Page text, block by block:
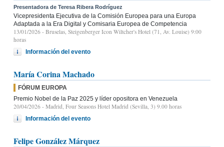
Presentadora de Teresa Ribera Rodríguez
Vicepresidenta Ejecutiva de la Comisión Europea para una Europa
Adaptada a la Era Digital y Comisaria Europea de Competencia
13/01/2026 - Bruselas, Steigenberger Icon Wiltcher's Hotel (71, Av. Louise) 9:00
horas
Información del evento
María Corina Machado
FÓRUM EUROPA
Premio Nobel de la Paz 2025 y líder opositora en Venezuela
20/04/2026 - Madrid, Four Seasons Hotel Madrid (Sevilla, 3) 9.00 horas
Información del evento
Felipe González Márquez